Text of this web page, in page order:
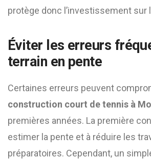
protège donc l’investissement sur
Éviter les erreurs
terrain en pente
Certaines erreurs peuvent
construction court de tennis à
premières années. La première
estimer la pente et à réduire les
préparatoires. Cependant, un